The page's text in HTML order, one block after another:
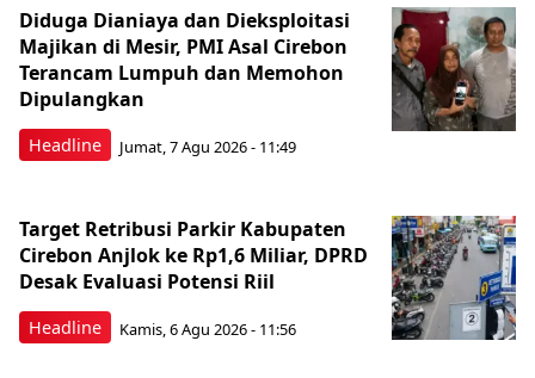
Headline
Diduga Dianiaya dan Dieksploitasi
Majikan di Mesir, PMI Asal Cirebon
Terancam Lumpuh dan Memohon
Dipulangkan
Jumat, 7 Agu 2026 - 11:49
Headline
Target Retribusi Parkir Kabupaten
Cirebon Anjlok ke Rp1,6 Miliar, DPRD
Desak Evaluasi Potensi Riil
Kamis, 6 Agu 2026 - 11:56